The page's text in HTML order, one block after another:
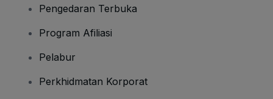
Pengedaran Terbuka
Program Afiliasi
Pelabur
Perkhidmatan Korporat